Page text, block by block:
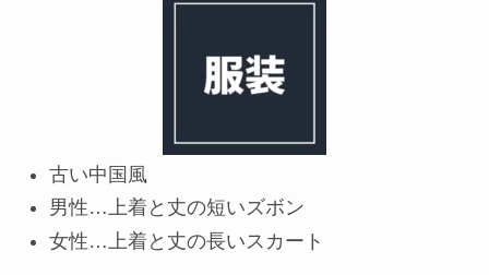
古い中国風
男性…上着と丈の短いズボン
女性…上着と丈の長いスカート